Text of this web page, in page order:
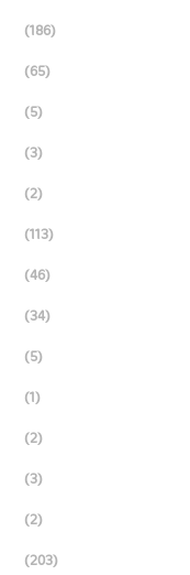
(186)
(65)
(5)
(3)
(2)
(113)
(46)
(34)
(5)
(1)
(2)
(3)
(2)
(203)